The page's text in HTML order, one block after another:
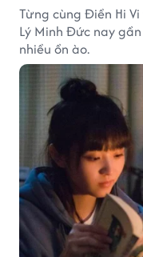
Từng cùng Điền Hi
Lý Minh Đức nay
nhiều ồn ào.